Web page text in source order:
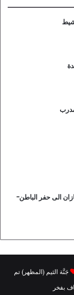
الى حفر الباطن-
جَنَّة الثيم (المظهر) تم